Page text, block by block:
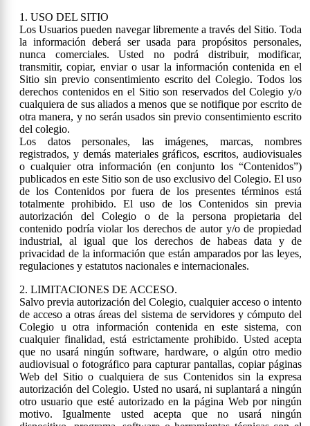
1. USO DEL SITIO
Los Usuarios pueden navegar libremente a través del Sitio. Toda
la información deberá ser usada para propósitos personales,
nunca comerciales. Usted no podrá distribuir, modificar,
transmitir, copiar, enviar o usar la información contenida en el
Sitio sin previo consentimiento escrito del Colegio. Todos los
derechos contenidos en el Sitio son reservados del Colegio y/o
cualquiera de sus aliados a menos que se notifique por escrito de
otra manera, y no serán usados sin previo consentimiento escrito
del colegio.
Los datos personales, las imágenes, marcas, nombres
registrados, y demás materiales gráficos, escritos, audiovisuales
o cualquier otra información (en conjunto los “Contenidos”)
publicados en este Sitio son de uso exclusivo del Colegio. El uso
de los Contenidos por fuera de los presentes términos está
totalmente prohibido. El uso de los Contenidos sin previa
autorización del Colegio o de la persona propietaria del
contenido podría violar los derechos de autor y/o de propiedad
industrial, al igual que los derechos de habeas data y de
privacidad de la información que están amparados por las leyes,
regulaciones y estatutos nacionales e internacionales.
2. LIMITACIONES DE ACCESO.
Salvo previa autorización del Colegio, cualquier acceso o intento
de acceso a otras áreas del sistema de servidores y cómputo del
Colegio u otra información contenida en este sistema, con
cualquier finalidad, está estrictamente prohibido. Usted acepta
que no usará ningún software, hardware, o algún otro medio
audiovisual o fotográfico para capturar pantallas, copiar páginas
Web del Sitio o cualquiera de sus Contenidos sin la expresa
autorización del Colegio. Usted no usará, ni suplantará a ningún
otro usuario que esté autorizado en la página Web por ningún
motivo. Igualmente usted acepta que no usará ningún